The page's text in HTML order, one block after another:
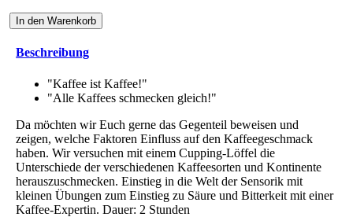
13Uhr,
im
Atelier
In den Warenkorb
Beschreibung
"Kaffee ist Kaffee!"
"Alle Kaffees schmecken gleich!"
Da möchten wir Euch gerne das Gegenteil beweisen und
zeigen, welche Faktoren Einfluss auf den Kaffeegeschmack
haben. Wir versuchen mit einem Cupping-Löffel die
Unterschiede der verschiedenen Kaffeesorten und Kontinente
herauszuschmecken. Einstieg in die Welt der Sensorik mit
kleinen Übungen zum Einstieg zu Säure und Bitterkeit mit einer
Kaffee-Expertin. Dauer: 2 Stunden